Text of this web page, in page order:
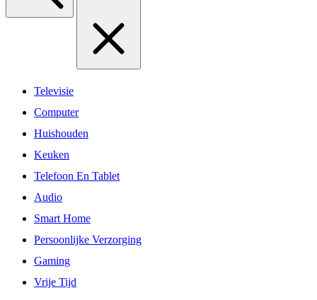
Televisie
Computer
Huishouden
Keuken
Telefoon En Tablet
Audio
Smart Home
Persoonlijke Verzorging
Gaming
Vrije Tijd